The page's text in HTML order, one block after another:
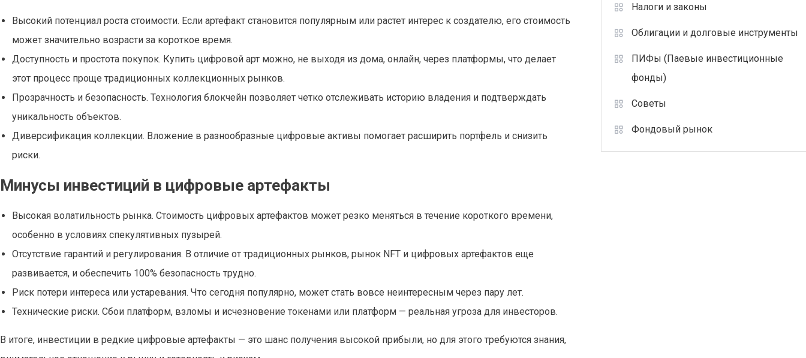
Высокий потенциал роста стоимости. Если артефакт становится популярным или растет интерес к создателю, его стоимость
может значительно возрасти за короткое время.
Доступность и простота покупок. Купить цифровой арт можно, не выходя из дома, онлайн, через платформы, что делает
этот процесс проще традиционных коллекционных рынков.
Прозрачность и безопасность. Технология блокчейн позволяет четко отслеживать историю владения и подтверждать
уникальность объектов.
Диверсификация коллекции. Вложение в разнообразные цифровые активы помогает расширить портфель и снизить
риски.
Минусы инвестиций в цифровые артефакты
Высокая волатильность рынка. Стоимость цифровых артефактов может резко меняться в течение короткого времени,
особенно в условиях спекулятивных пузырей.
Отсутствие гарантий и регулирования. В отличие от традиционных рынков, рынок NFT и цифровых артефактов еще
развивается, и обеспечить 100% безопасность трудно.
Риск потери интереса или устаревания. Что сегодня популярно, может стать вовсе неинтересным через пару лет.
Технические риски. Сбои платформ, взломы и исчезновение токенами или платформ — реальная угроза для инвесторов.
В итоге, инвестиции в редкие цифровые артефакты — это шанс получения высокой прибыли, но для этого требуются знания,
Налоги и законы
Облигации и долговые инструменты
ПИФы (Паевые инвестиционные
фонды)
Советы
Фондовый рынок